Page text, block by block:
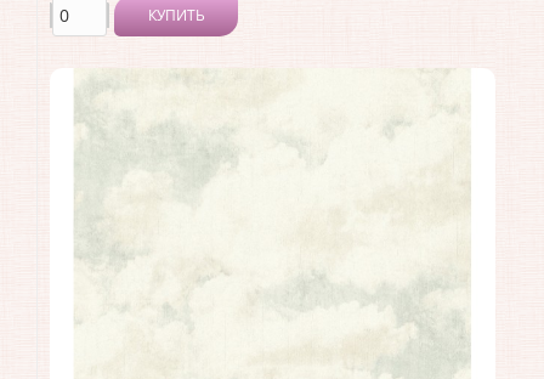
КУПИТЬ
Производитель:Rasch
Коллекция:Trend
Длина рулона:
Ширина рулона:
Материал покрытия:
Виниловое
Германия